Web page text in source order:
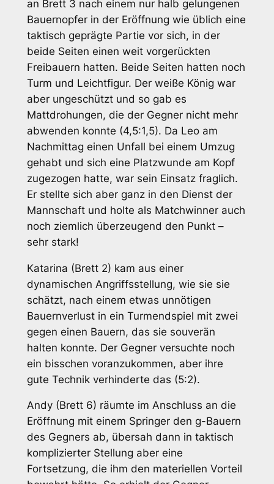
an Brett 3 nach einem nur halb gelungenen
Bauernopfer in der Eröffnung wie üblich eine
taktisch geprägte Partie vor sich, in der
beide Seiten einen weit vorgerückten
Freibauern hatten. Beide Seiten hatten noch
Turm und Leichtfigur. Der weiße König war
aber ungeschützt und so gab es
Mattdrohungen, die der Gegner nicht mehr
abwenden konnte (4,5:1,5). Da Leo am
Nachmittag einen Unfall bei einem Umzug
gehabt und sich eine Platzwunde am Kopf
zugezogen hatte, war sein Einsatz fraglich.
Er stellte sich aber ganz in den Dienst der
Mannschaft und holte als Matchwinner auch
noch ziemlich überzeugend den Punkt –
sehr stark!
Katarina (Brett 2) kam aus einer
dynamischen Angriffsstellung, wie sie sie
schätzt, nach einem etwas unnötigen
Bauernverlust in ein Turmendspiel mit zwei
gegen einen Bauern, das sie souverän
halten konnte. Der Gegner versuchte noch
ein bisschen voranzukommen, aber ihre
gute Technik verhinderte das (5:2).
Andy (Brett 6) räumte im Anschluss an die
Eröffnung mit einem Springer den g-Bauern
des Gegners ab, übersah dann in taktisch
komplizierter Stellung aber eine
Fortsetzung, die ihm den materiellen Vorteil